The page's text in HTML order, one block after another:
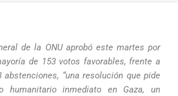
de la ONU aprobó este martes por
de 153 votos favorables, frente a
abstenciones, “una resolución que pide
inmediato en Gaza, un